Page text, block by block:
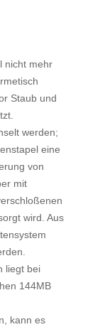
nicht mehr
Staub und
werden;
eine
von
mit
wird. Aus
liegt bei
144MB
kann es